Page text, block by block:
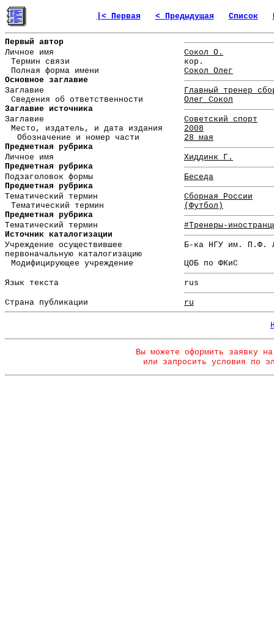
|< Первая < Предыдущая Список
Первый автор
Личное имя
Сокол О.
Термин связи
кор.
Полная форма имени
Сокол Олег
Основное заглавие
Заглавие
Главный тренер
Сведения об ответственности
Олег Сокол
Заглавие источника
Заглавие
Советский спорт
Место, издатель, и дата издания
2008
Обозначение и номер части
28 мая
Предметная рубрика
Личное имя
Хиддинк Г.
Предметная рубрика
Подзаголовок формы
Беседа
Предметная рубрика
Тематический термин
Сборная России
Тематический термин
(Футбол)
Предметная рубрика
Тематический термин
#Тренеры-
Источник каталогизации
Учреждение осуществившее
первоначальную каталогизацию
Б-ка НГУ им. П.Ф.
Модифицирующее учреждение
ЦОБ по ФКиС
Язык текста rus
Страна публикации ru
Вы можете оформить заявку
или запросить условия по